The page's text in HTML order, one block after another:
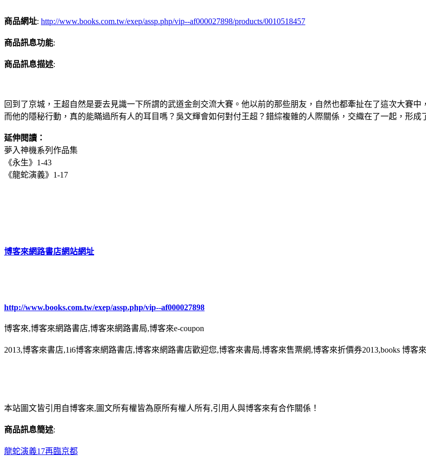
商品網址: http://www.books.com.tw/exep/assp.php/vip--af000027898/products/0010518457
商品訊息功能:
商品訊息描述:
回到了京城，王超自然是要去見識一下所謂的武道金劍交流大賽。他以前的那些朋友，自然也都牽扯在了這次大賽
而他的隱秘行動，真的能瞞過所有人的耳目嗎？吳文輝會如何對付王超？錯綜複雜的人際關係，交織在了一起，形
延伸閱讀：
夢入神機系列作品集
《永生》1-43
《龍蛇演義》1-17
博客來網路書店網站網址
http://www.books.com.tw/exep/assp.php/vip--af000027898
博客來,博客來網路書店,博客來網路書局,博客來e-coupon
2013,博客來書店,1i6博客來網路書店,博客來網路書店歡迎您,博客來書局,博客來售票網,博客來折價券2013,books 博客
本站圖文皆引用自博客來,圖文所有權皆為原所有權人所有,引用人與博客來有合作關係！
商品訊息簡述:
龍蛇演義17再臨京都